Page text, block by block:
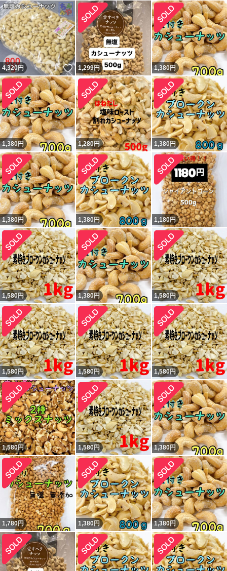
4,320円 いいね！
1,299円 1,380円
1,380円 1,280円 1,380円
1,380円 1,380円 1,180円
1,580円 1,380円 1,580円
1,580円 1,580円 1,580円
1,580円 1,580円 1,380円
1,780円 1,380円 1,380円